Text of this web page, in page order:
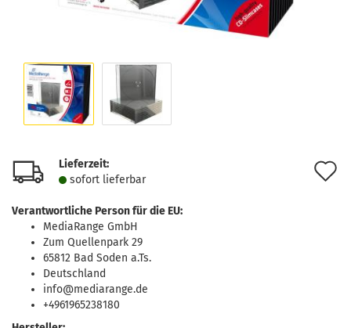
Lieferzeit:
sofort lie­fer­bar
Verantwortliche Person für die EU:
MediaRange GmbH
Zum Quellenpark 29
65812 Bad Soden a.Ts.
Deutschland
info@mediarange.de
+4961965238180